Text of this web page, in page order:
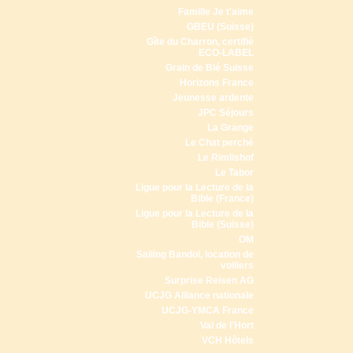
Famille Je t'aime
GBEU (Suisse)
Gîte du Charron, certifié
ECO-LABEL
Grain de Blé Suisse
Horizons France
Jeunesse ardente
JPC Séjours
La Grange
Le Chat perché
Le Rimlishof
Le Tabor
Ligue pour la Lecture de la
Bible (France)
Ligue pour la Lecture de la
Bible (Suisse)
OM
Sailing Bandol, location de
voiliers
Surprise Reisen AG
UCJG Alliance nationale
UCJG-YMCA France
Val de l'Hort
VCH Hôtels